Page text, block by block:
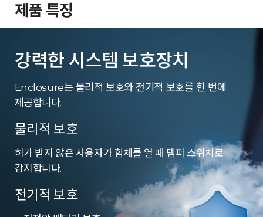
제품 특징
강력한 시스템 보호장치
Enclosure는 물리적 보호와 전기적 보호를 한 번에
제공합니다.
물리적 보호
허가 받지 않은 사용자가 함체를 열 때 템퍼 스위치로
감지합니다.
전기적 보호